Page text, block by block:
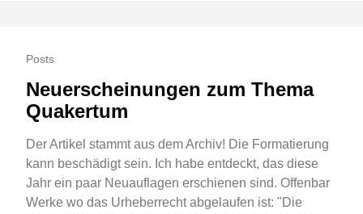
Posts
Neuerscheinungen zum Thema
Quakertum
Der Artikel stammt aus dem Archiv! Die Formatierung
kann beschädigt sein. Ich habe entdeckt, das diese
Jahr ein paar Neuauflagen erschienen sind. Offenbar
Werke wo das Urheberrecht abgelaufen ist: "Die